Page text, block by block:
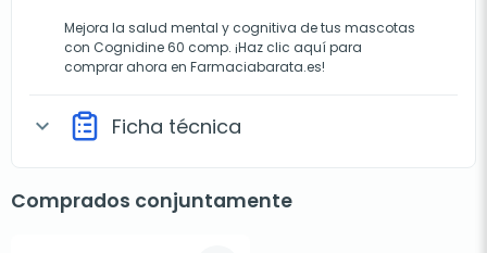
Mejora la salud mental y cognitiva de tus mascotas
con Cognidine 60 comp. ¡Haz clic aquí para
comprar ahora en Farmaciabarata.es!
expand_more Ficha técnica
Comprados conjuntamente